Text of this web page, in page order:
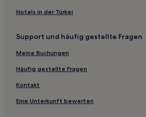
Haustierfreundliche in Talloires-
Ski in Les Contamines-Montjoie
Ski in Saint-Gervais-les-Bains
Familien in Saint-Gervais-les-Bains
Familien in Mâcot-la-Plagne
Luxus in Mâcot-la-Plagne
Hotels in der Türkei
Support und häufig gestellte Fragen
Meine Buchungen
Häufig gestellte Fragen
Kontakt
Eine Unterkunft bewerten